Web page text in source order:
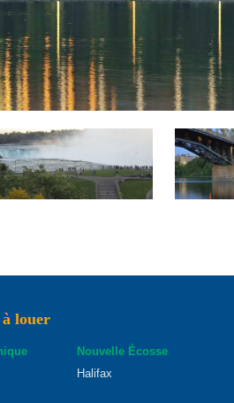
louer
Nouvelle Écosse
Halifax